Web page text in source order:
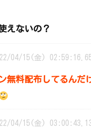
えないの？
04/15(金) 02:59:16.65
無料配布してるんだ
04/15(金) 03:00:43.13